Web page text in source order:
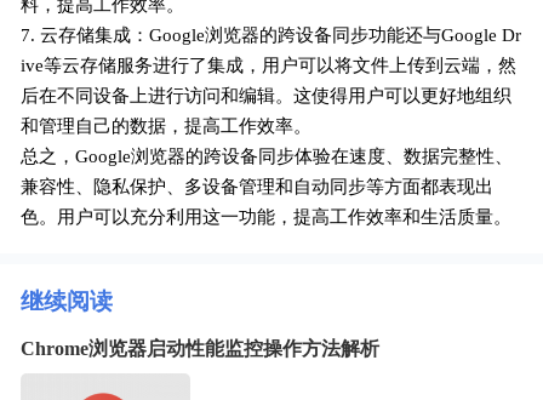
料，提高工作效率。
7. 云存储集成：Google浏览器的跨设备同步功能还与Google Dr
ive等云存储服务进行了集成，用户可以将文件上传到云端，然
后在不同设备上进行访问和编辑。这使得用户可以更好地组织
和管理自己的数据，提高工作效率。
总之，Google浏览器的跨设备同步体验在速度、数据完整性、
兼容性、隐私保护、多设备管理和自动同步等方面都表现出
色。用户可以充分利用这一功能，提高工作效率和生活质量。
继续阅读
Chrome浏览器启动性能监控操作方法解析